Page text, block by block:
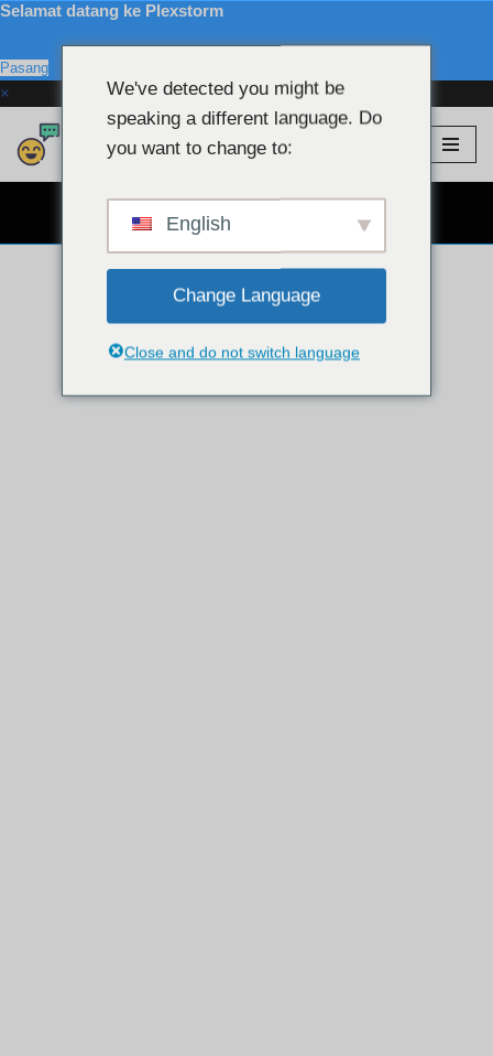
Selamat datang ke Plexstorm
Pasang
×
Langkau
Plexstorm
SEMBANG WEBCAM PERCUMA 👉
We've detected you might be
speaking a different language. Do
you want to change to:
English
Change Language
Close and do not switch language